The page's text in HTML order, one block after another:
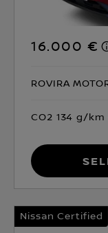
16.000 €
ROVIRA
CO2 134 g/km
Nissan Certified